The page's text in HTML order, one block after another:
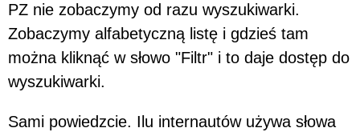
PZ nie zobaczymy od razu wyszukiwarki.
Zobaczymy alfabetyczną listę i gdzieś tam
można kliknąć w słowo "Filtr" i to daje dostęp do
wyszukiwarki.
Sami powiedzcie. Ilu internautów używa słowa